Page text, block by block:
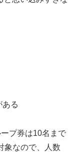
ある
プ券は10名まで
象なので、人数